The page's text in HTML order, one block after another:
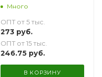
1,9 л., кораблик Волна
Много
ОПТ от 5 тыс.
273руб.
ОПТ от 15 тыс.
246.75руб.
В КОРЗИНУ